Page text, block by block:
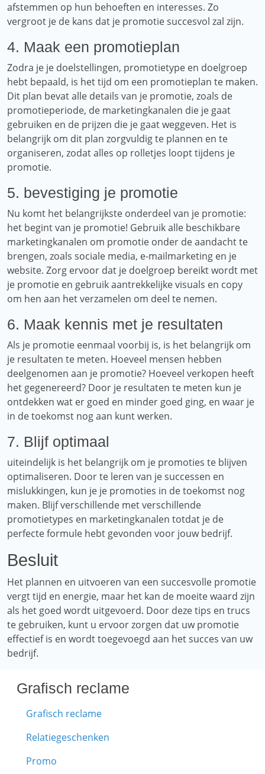
afstemmen op hun behoeften en interesses. Zo
vergroot je de kans dat je promotie succesvol zal zijn.
4. Maak een promotieplan
Zodra je je doelstellingen, promotietype en doelgroep
hebt bepaald, is het tijd om een ​​promotieplan te maken.
Dit plan bevat alle details van je promotie, zoals de
promotieperiode, de marketingkanalen die je gaat
gebruiken en de prijzen die je gaat weggeven. Het is
belangrijk om dit plan zorgvuldig te plannen en te
organiseren, zodat alles op rolletjes loopt tijdens je
promotie.
5. bevestiging je promotie
Nu komt het belangrijkste onderdeel van je promotie:
het begint van je promotie! Gebruik alle beschikbare
marketingkanalen om promotie onder de aandacht te
brengen, zoals sociale media, e-mailmarketing en je
website. Zorg ervoor dat je doelgroep bereikt wordt met
je promotie en gebruik aantrekkelijke visuals en copy
om hen aan het verzamelen om deel te nemen.
6. Maak kennis met je resultaten
Als je promotie eenmaal voorbij is, is het belangrijk om
je resultaten te meten. Hoeveel mensen hebben
deelgenomen aan je promotie? Hoeveel verkopen heeft
het gegenereerd? Door je resultaten te meten kun je
ontdekken wat er goed en minder goed ging, en waar je
in de toekomst nog aan kunt werken.
7. Blijf optimaal
uiteindelijk is het belangrijk om je promoties te blijven
optimaliseren. Door te leren van je successen en
mislukkingen, kun je je promoties in de toekomst nog
maken. Blijf verschillende met verschillende
promotietypes en marketingkanalen totdat je de
perfecte formule hebt gevonden voor jouw bedrijf.
Besluit
Het plannen en uitvoeren van een succesvolle promotie
vergt tijd en energie, maar het kan de moeite waard zijn
als het goed wordt uitgevoerd. Door deze tips en trucs
te gebruiken, kunt u ervoor zorgen dat uw promotie
effectief is en wordt toegevoegd aan het succes van uw
bedrijf.
Grafisch reclame
Grafisch reclame
Relatiegeschenken
Promo